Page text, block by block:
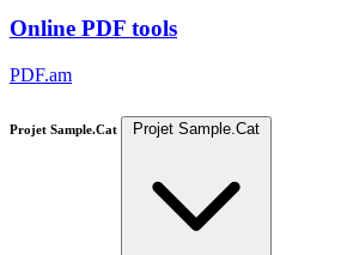
Online PDF tools
PDF.am
Projet Sample.Cat Projet Sample.Cat